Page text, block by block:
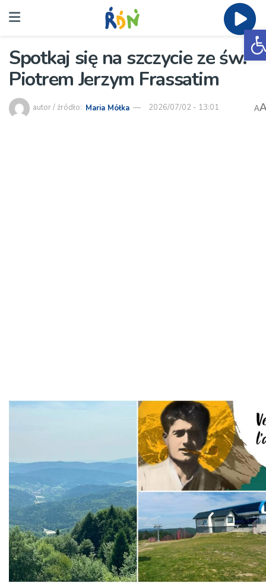
Spotkaj się na szczycie ze św.
Piotrem Jerzym Frassatim
autor / źródło: Maria Mółka 2026/07/02 - 13:01 A